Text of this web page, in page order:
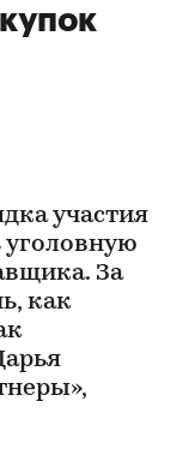
участия
уголовную
За
как